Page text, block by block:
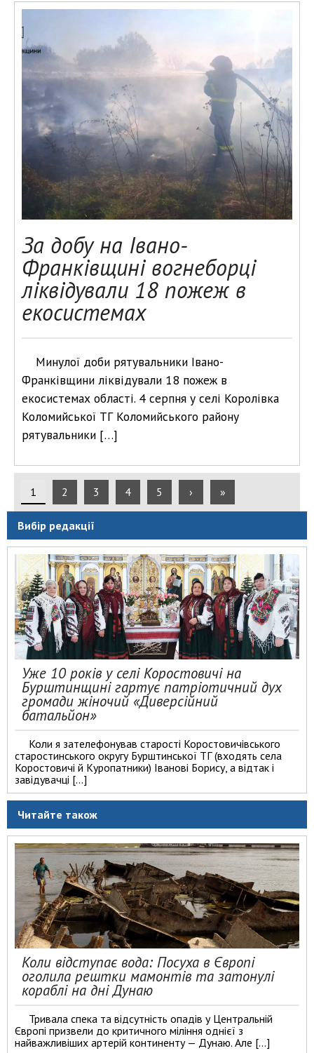
За добу на Івано-
Франківщині вогнеборці
ліквідували 18 пожеж в
екосистемах
Минулої доби рятувальники Івано-
Франківщини ліквідували 18 пожеж в
екосистемах області. 4 серпня у селі Королівка
Коломийської ТГ Коломийського району
рятувальники […]
1 2 3 4 5 › »
Вибір редакції
Уже 10 років у селі Коростовичі на
Бурштинщині гартує патріотичний дух
громади жіночий «Диверсійний
батальйон»
Коли я зателефонував старості Коростовичівського
старостинського округу Бурштинської ТГ (входять села
Коростовичі й Куропатники) Іванові Борису, а відтак і
завідувачці […]
Читайте також
Коли відступає вода: Посуха в Європі
оголила рештки мамонтів та затонулі
кораблі на дні Дунаю
Тривала спека та відсутність опадів у Центральній
Європі призвели до критичного міління однієї з
найважливіших артерій континенту — Дунаю. Але […]